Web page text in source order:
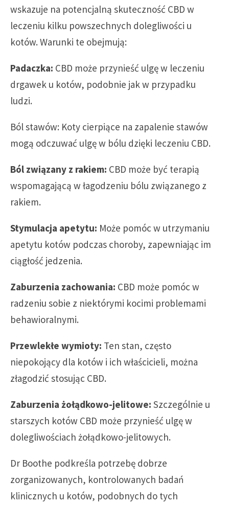
wskazuje na potencjalną skuteczność CBD w
leczeniu kilku powszechnych dolegliwości u
kotów. Warunki te obejmują:
Padaczka: CBD może przynieść ulgę w leczeniu
drgawek u kotów, podobnie jak w przypadku
ludzi.
Ból stawów: Koty cierpiące na zapalenie stawów
mogą odczuwać ulgę w bólu dzięki leczeniu CBD.
Ból związany z rakiem: CBD może być terapią
wspomagającą w łagodzeniu bólu związanego z
rakiem.
Stymulacja apetytu: Może pomóc w utrzymaniu
apetytu kotów podczas choroby, zapewniając im
ciągłość jedzenia.
Zaburzenia zachowania: CBD może pomóc w
radzeniu sobie z niektórymi kocimi problemami
behawioralnymi.
Przewlekłe wymioty: Ten stan, często
niepokojący dla kotów i ich właścicieli, można
złagodzić stosując CBD.
Zaburzenia żołądkowo-jelitowe: Szczególnie u
starszych kotów CBD może przynieść ulgę w
dolegliwościach żołądkowo-jelitowych.
Dr Boothe podkreśla potrzebę dobrze
zorganizowanych, kontrolowanych badań
klinicznych u kotów, podobnych do tych